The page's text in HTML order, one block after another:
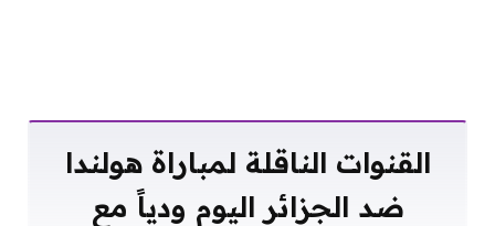
القنوات الناقلة لمباراة هولندا
ضد الجزائر اليوم ودياً مع